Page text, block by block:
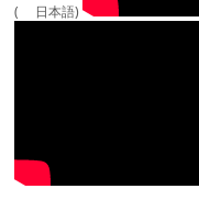
( 日本語)